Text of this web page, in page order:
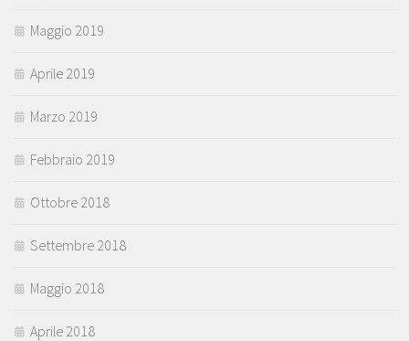
Maggio 2019
Aprile 2019
Marzo 2019
Febbraio 2019
Ottobre 2018
Settembre 2018
Maggio 2018
Aprile 2018